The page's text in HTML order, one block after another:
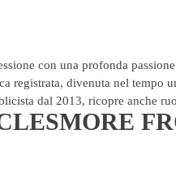
con una profonda
registrata, divenuta nel
dal 2013, ricopre anche
MORE